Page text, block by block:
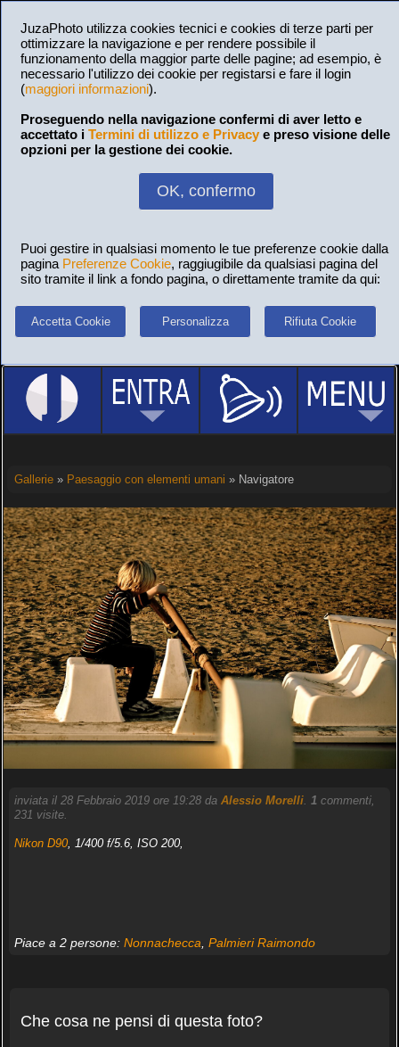
JuzaPhoto utilizza cookies tecnici e cookies di terze parti per
ottimizzare la navigazione e per rendere possibile il
funzionamento della maggior parte delle pagine; ad esempio, è
necessario l'utilizzo dei cookie per registarsi e fare il login
(maggiori informazioni).
Proseguendo nella navigazione confermi di aver letto e
accettato i Termini di utilizzo e Privacy e preso visione delle
opzioni per la gestione dei cookie.
OK, confermo
Puoi gestire in qualsiasi momento le tue preferenze cookie dalla
pagina Preferenze Cookie, raggiugibile da qualsiasi pagina del
sito tramite il link a fondo pagina, o direttamente tramite da qui:
Accetta Cookie Personalizza Rifiuta Cookie
Gallerie» Paesaggio con elementi umani » Navigatore
inviata il 28 Febbraio 2019 ore 19:28 da Alessio Morelli. 1 commenti,
231 visite.
Nikon D90, 1/400 f/5.6, ISO 200,
Piace a 2 persone: Nonnachecca Palmieri Raimondo
Che cosa ne pensi di questa foto?